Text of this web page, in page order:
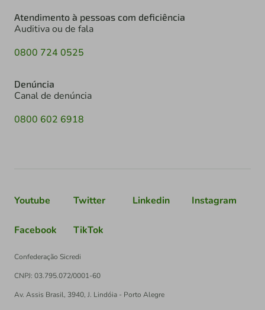
Atendimento à pessoas com deficiência
Auditiva ou de fala
0800 724 0525
Denúncia
Canal de denúncia
0800 602 6918
Youtube Twitter Linkedin Instagram
Facebook TikTok
Confederação Sicredi
CNPJ: 03.795.072/0001-60
Av. Assis Brasil, 3940, J. Lindóia - Porto Alegre